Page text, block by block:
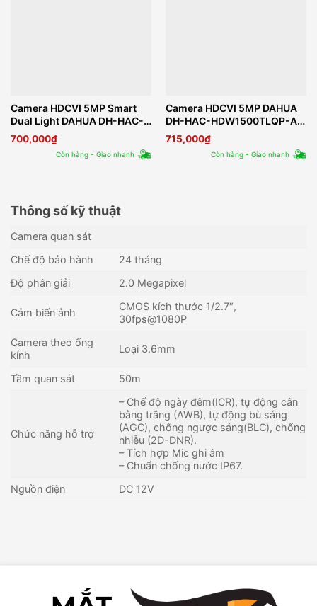
Camera HDCVI 5MP Smart
Dual Light DAHUA DH-HAC-
HFW1500CLP-IL-A
700,000₫
Còn hàng - Giao nhanh
Camera HDCVI 5MP DAHUA
DH-HAC-HDW1500TLQP-A-
S2
715,000₫
Còn hàng - Giao nhanh
Thông số kỹ thuật
Camera quan sát
Chế độ bảo hành
24 tháng
Độ phân giải
2.0 Megapixel
Cảm biến ảnh
CMOS kích thước 1/2.7″,
30fps@1080P
Camera theo ống
kính
Loại 3.6mm
Tầm quan sát 50m
Chức năng hỗ trợ
– Chế độ ngày đêm(ICR), tự động cân
bằng trắng (AWB), tự động bù sáng
(AGC), chống ngược sáng(BLC), chống
nhiễu (2D-DNR).
– Tích hợp Mic ghi âm
– Chuẩn chống nước IP67.
Nguồn điện
DC 12V